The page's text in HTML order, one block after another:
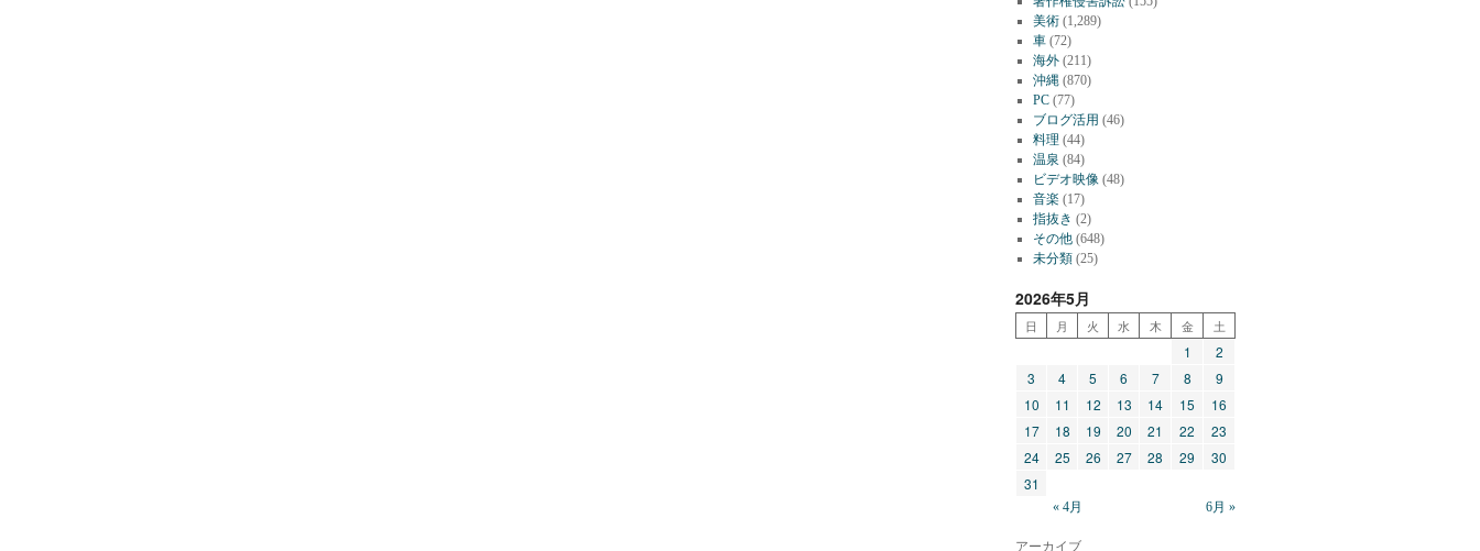
美術(1,289)
車(72)
海外(211)
沖縄 (870)
PC(77)
ブログ活用 (46)
料理 (44)
温泉 (84)
ビデオ映像 (48)
音楽(17)
指抜き (2)
その他(648)
未分類(25)
2026年5月
日 月 火 水 木 金 土
1
2
3
4 5 6 7 8
9
10
11 12 13 14 15
16
17
18 19 20 21 22
23
24
25 26 27 28 29
30
31
« 4月 6月 »
アーカイブ